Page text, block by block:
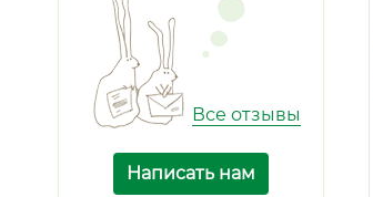
Все отзывы
Написать нам